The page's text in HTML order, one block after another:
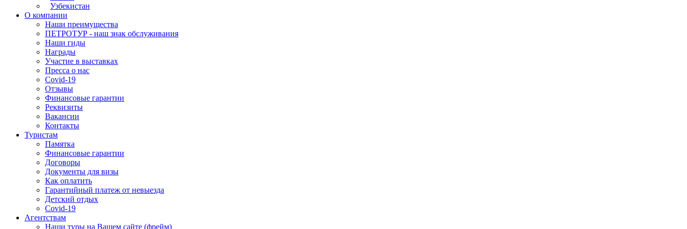
Узбекистан
О компании
Наши преимущества
ПЕТРОТУР - наш знак обслуживания
Наши гиды
Награды
Участие в выставках
Пресса о нас
Covid-19
Отзывы
Финансовые гарантии
Реквизиты
Вакансии
Контакты
Туристам
Памятка
Финансовые гарантии
Договоры
Документы для визы
Как оплатить
Гарантийный платеж от невыезда
Детский отдых
Covid-19
Агентствам
Наши туры на Вашем сайте (фрейм)